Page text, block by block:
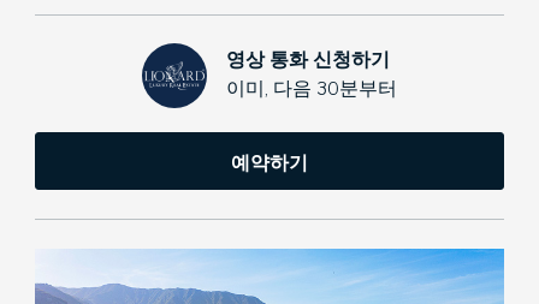
영상 통화 신청하기
이미, 다음 30분부터
예약하기